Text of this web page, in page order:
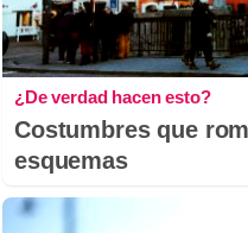
¿De verdad hacen esto?
Costumbres que
esquemas